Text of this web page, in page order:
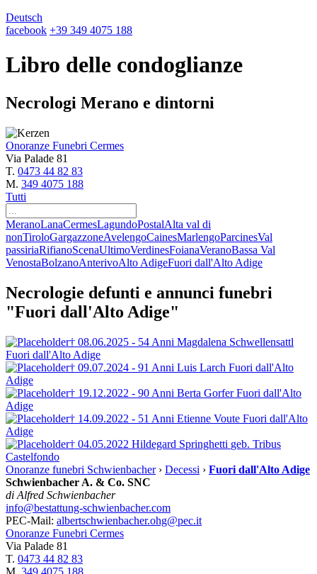
Deutsch
facebook +39 349 4075 188
Libro delle condoglianze
Necrologi Merano e dintorni
Onoranze Funebri Cermes
Via Palade 81
T. 0473 44 82 83
M. 349 4075 188
Tutti
MeranoLanaCermesLagundoPostalAlta val di
nonTiroloGargazzoneAvelengoCainesMarlengoParcinesVal
passiriaRifianoScenaUltimoVerdinesFoianaVeranoBassa Val
VenostaBolzanoAnterivoAlto AdigeFuori dall'Alto Adige
Necrologie defunti e annunci funebri
"Fuori dall'Alto Adige"
† 08.06.2025 - 54 Anni Magdalena Schwellensattl
Fuori dall'Alto Adige
† 09.07.2024 - 91 Anni Luis Larch Fuori dall'Alto
Adige
† 19.12.2022 - 90 Anni Berta GorferFuori dall'Alto
Adige
† 14.09.2022 - 51 Anni Etienne Voute Fuori dall'Alto
Adige
† 04.05.2022 Hildegard Springhetti geb. Tribus
Castelfondo
Onoranze funebri Schwienbacher› Decessi › Fuori dall'Alto Adige
Schwienbacher A. & Co. SNC
di Alfred Schwienbacher
info@bestattung-schwienbacher.com
PEC-Mail: albertschwienbacher.ohg@pec.it
Onoranze Funebri Cermes
Via Palade 81
T. 0473 44 82 83
M. 349 4075 188